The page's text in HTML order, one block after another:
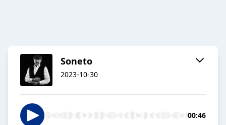
Soneto
2023-10-30
00:46